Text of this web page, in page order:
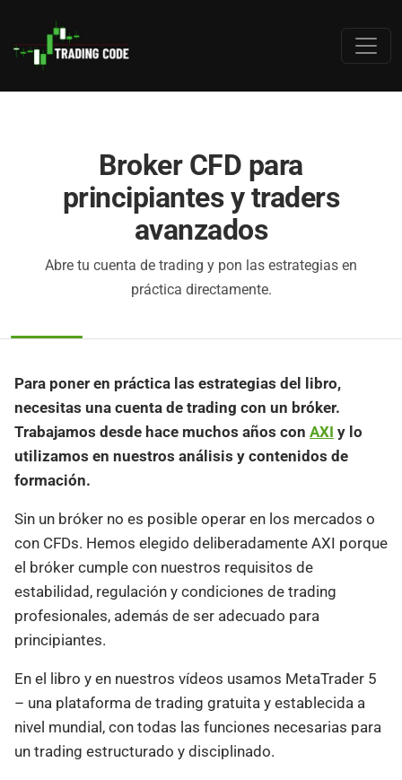
Broker CFD para
principiantes y traders
avanzados
Abre tu cuenta de trading y pon las estrategias en
práctica directamente.
Para poner en práctica las estrategias del libro,
necesitas una cuenta de trading con un bróker.
Trabajamos desde hace muchos años con AXI y lo
utilizamos en nuestros análisis y contenidos de
formación.
Sin un bróker no es posible operar en los mercados o
con CFDs. Hemos elegido deliberadamente AXI porque
el bróker cumple con nuestros requisitos de
estabilidad, regulación y condiciones de trading
profesionales, además de ser adecuado para
principiantes.
En el libro y en nuestros vídeos usamos MetaTrader 5
– una plataforma de trading gratuita y establecida a
nivel mundial, con todas las funciones necesarias para
un trading estructurado y disciplinado.